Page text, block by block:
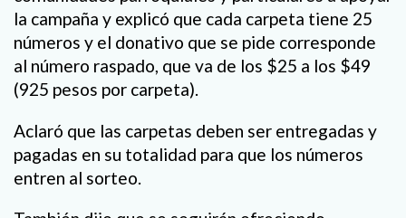
la campaña y explicó que cada carpeta tiene 25
números y el donativo que se pide corresponde
al número raspado, que va de los $25 a los $49
(925 pesos por carpeta).
Aclaró que las carpetas deben ser entregadas y
pagadas en su totalidad para que los números
entren al sorteo.